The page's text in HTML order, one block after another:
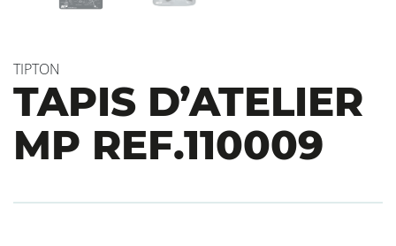
TIPTON
TAPIS D’ATELIER
MP REF.110009